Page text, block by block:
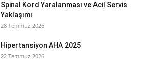
Spinal Kord Yaralanması ve Acil Servis
Yaklaşımı
28 Temmuz 2026
Hipertansiyon AHA 2025
22 Temmuz 2026